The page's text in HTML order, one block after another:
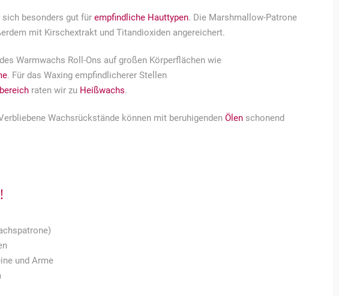
sich besonders gut für empfindliche Hauttypen. Die Marshmallow-Patrone
mit Kirschextrakt und Titandioxiden angereichert.
Warmwachs Roll-Ons auf großen Körperflächen wie
. Für das Waxing empfindlicherer Stellen
raten wir zu Heißwachs.
Wachsrückstände können mit beruhigenden Ölenschonend
und Arme